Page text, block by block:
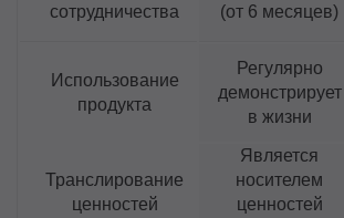
сотрудничества
(от 6 месяцев)
Использование
продукта
Регулярно
демонстрирует
в жизни
Транслирование
ценностей
Является
носителем
ценностей